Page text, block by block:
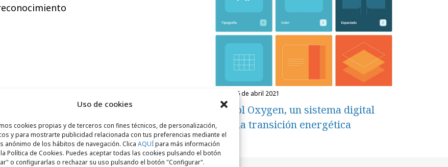
Uso de cookies
cookies propias y de terceros con fines técnicos, de personalización,
y para mostrarte publicidad relacionada con tus preferencias mediante el
anónimo de los hábitos de navegación. Clica AQUÍpara más información
Política de Cookies. Puedes aceptar todas las cookies pulsando el botón
o configurarlas o rechazar su uso pulsando el botón "Configurar".
lunes, 26 de abril 2021
Repsol Oxygen, un sistema digital
para la transición energética